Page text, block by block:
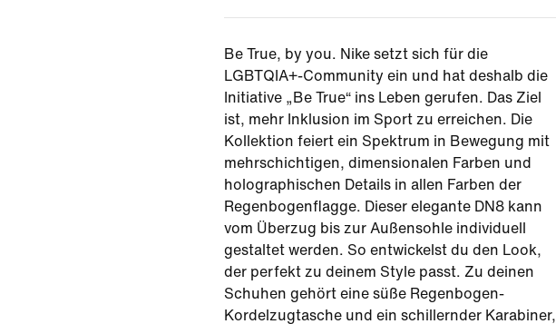
Be True, by you. Nike setzt sich für die
LGBTQIA+-Community ein und hat deshalb die
Initiative „Be True“ ins Leben gerufen. Das Ziel
ist, mehr Inklusion im Sport zu erreichen. Die
Kollektion feiert ein Spektrum in Bewegung mit
mehrschichtigen, dimensionalen Farben und
holographischen Details in allen Farben der
Regenbogenflagge. Dieser elegante DN8 kann
vom Überzug bis zur Außensohle individuell
gestaltet werden. So entwickelst du den Look,
der perfekt zu deinem Style passt. Zu deinen
Schuhen gehört eine süße Regenbogen-
Kordelzugtasche und ein schillernder Karabiner,